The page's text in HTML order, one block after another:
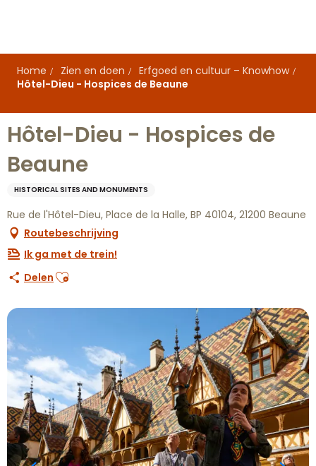
principal
Home
Zien en doen
Erfgoed en cultuur – Knowhow
Hôtel-Dieu - Hospices de Beaune
Hôtel-Dieu - Hospices de
Beaune
HISTORICAL SITES AND MONUMENTS
Rue de l'Hôtel-Dieu, Place de la Halle, BP 40104, 21200 Beaune
Routebeschrijving
Ik ga met de trein!
Delen Ajouter aux favoris